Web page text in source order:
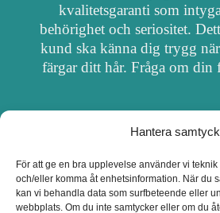
Hantera
För att ge en bra upplevelse använder vi
och/eller komma åt enhetsinformation. När du
kan vi behandla data som surfbeteende eller
webbplats. Om du inte samtycker eller om du
kvalitetsgaranti som
behörighet och seriositet.
kund ska känna dig trygg
färgar ditt hår. Fråga om din
OM
UPPDATERA